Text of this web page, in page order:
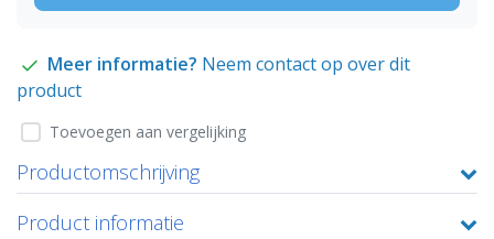
Meer informatie? Neem contact op over dit
product
Toevoegen aan vergelijking
Productomschrijving
Product informatie